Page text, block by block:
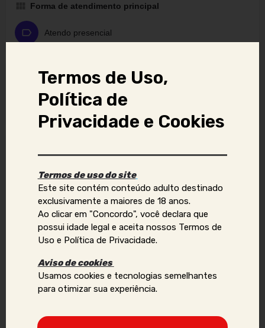
Forma de atendimento principal
Atendo presencial
Tags
Atende Presencial
Aviso Importante:
Se você identificar golpes, conteúdos ilegais ou abusivos,
ou quiser reportar violações de direitos autorais, uso
indevido de imagens ou dados pessoais (como telefone,
contato@acompanhantesvirtual.com.br
Por favor, inclua prints e informações adicionais para que
Termos de Uso,
Política de
Privacidade e Cookies
Termos de uso do site
Este site contém conteúdo adulto destinado
exclusivamente a maiores de 18 anos.
Ao clicar em "Concordo", você declara que
possui idade legal e aceita nossos Termos de
Uso e Política de Privacidade.
Aviso de cookies
Usamos cookies e tecnologias semelhantes
para otimizar sua experiência.